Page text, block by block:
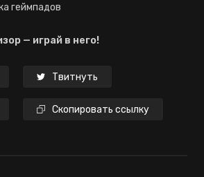
геймпадов
— играй в него!
Твитнуть
Скопировать ссылку